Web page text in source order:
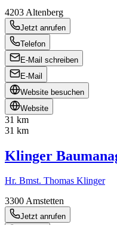
4203 Altenberg
Jetzt anrufen
Telefon
E-Mail schreiben
E-Mail
Website besuchen
Website
31 km
31 km
Klinger
Hr. Bmst. Thomas Klinger
3300Amstetten
Jetzt anrufen